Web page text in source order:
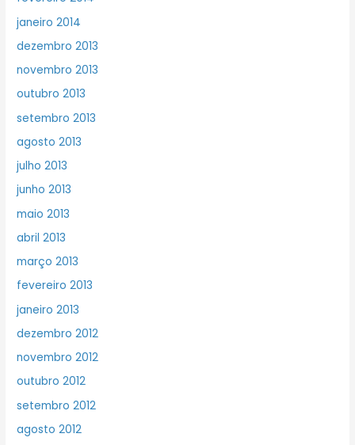
janeiro 2014
dezembro 2013
novembro 2013
outubro 2013
setembro 2013
agosto 2013
julho 2013
junho 2013
maio 2013
abril 2013
março 2013
fevereiro 2013
janeiro 2013
dezembro 2012
novembro 2012
outubro 2012
setembro 2012
agosto 2012